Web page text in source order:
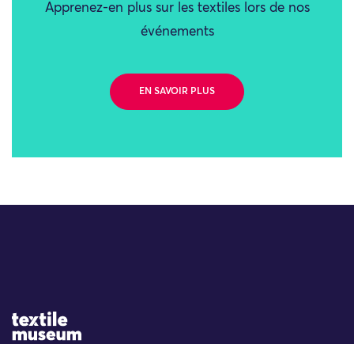
Apprenez-en plus sur les textiles lors de nos
événements
EN SAVOIR PLUS
Site Logo